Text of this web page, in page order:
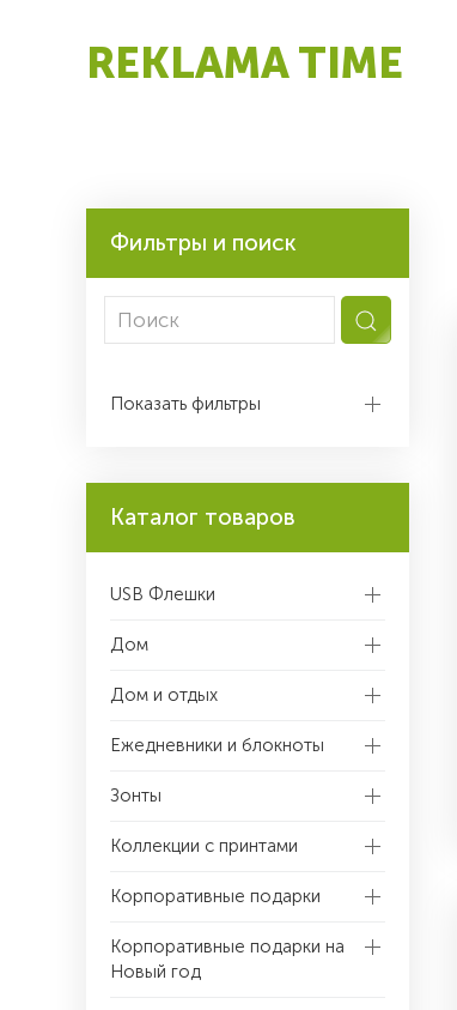
REKLAMA TIME
Фильтры и поиск
Показать фильтры
Каталог товаров
USB Флешки
Дом
Дом и отдых
Ежедневники и блокноты
Зонты
Коллекции с принтами
Корпоративные подарки
Корпоративные подарки на
Новый год